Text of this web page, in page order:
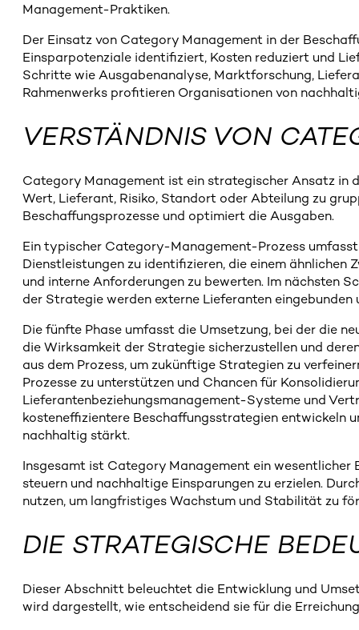
Management-Praktiken.
Der Einsatz von Category Management in der
Einsparpotenziale identifiziert, Kosten reduziert und
Schritte wie Ausgabenanalyse, Marktforschung,
Rahmenwerks profitieren Organisationen von
VERSTÄNDNIS VON
Category Management ist ein strategischer Ansatz in
Wert, Lieferant, Risiko, Standort oder Abteilung zu
Beschaffungsprozesse und optimiert die Ausgaben.
Ein typischer Category-Management-Prozess
Dienstleistungen zu identifizieren, die einem ähnlichen
und interne Anforderungen zu bewerten. Im nächsten
der Strategie werden externe Lieferanten
Die fünfte Phase umfasst die Umsetzung, bei der die
die Wirksamkeit der Strategie sicherzustellen und
aus dem Prozess, um zukünftige Strategien zu
Prozesse zu unterstützen und Chancen für
Lieferantenbeziehungsmanagement-Systeme und
kosteneffizientere Beschaffungsstrategien entwickeln
nachhaltig stärkt.
Insgesamt ist Category Management ein wesentlicher
steuern und nachhaltige Einsparungen zu erzielen.
nutzen, um langfristiges Wachstum und Stabilität zu
DIE STRATEGISCHE
Dieser Abschnitt beleuchtet die Entwicklung und
wird dargestellt, wie entscheidend sie für die